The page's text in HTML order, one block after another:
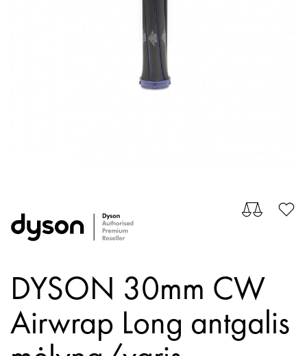
DYSON 30mm CW
Airwrap Long antgalis